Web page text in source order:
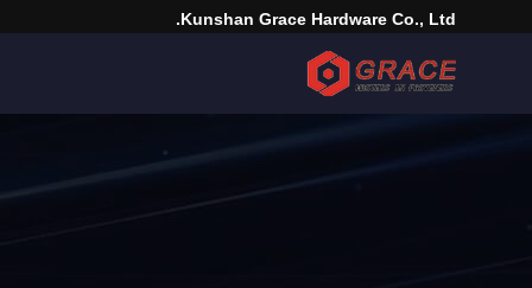
Kunshan Grace Hardware Co., Ltd.